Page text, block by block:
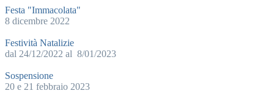
Festa "Immacolata"
8 dicembre 2022
Festività Natalizie
dal 24/12/2022 al 8/01/2023
Sospensione
20 e 21 febbraio 2023